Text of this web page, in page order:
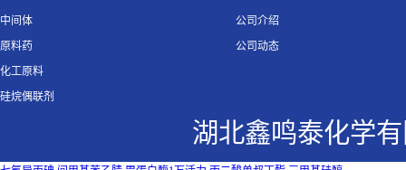
中间体
原料药
化工原料
硅烷偶联剂
公司介绍
公司动态
湖北鑫鸣泰化学